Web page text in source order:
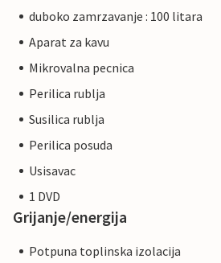
duboko zamrzavanje : 100 litara
Aparat za kavu
Mikrovalna pecnica
Perilica rublja
Susilica rublja
Perilica posuda
Usisavac
1 DVD
Grijanje/energija
Potpuna toplinska izolacija